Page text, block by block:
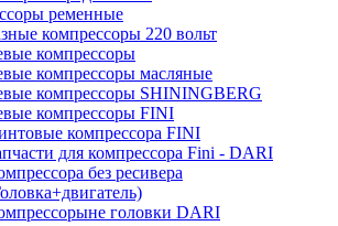
ременные
компрессоры 220 вольт
компрессоры
компрессоры масляные
компрессоры SHININGBERG
компрессоры FINI
компрессора FINI
для компрессора Fini - DARI
без ресивера
головки DARI